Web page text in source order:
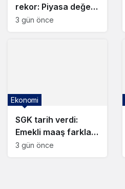
rekor: Piyasa değeri
ilk kez 3 trilyon
3 gün önce
SGK tarih verdi:
Emekli maaş farkları
ne zaman yatacak?
Ekonomi
3 gün önce